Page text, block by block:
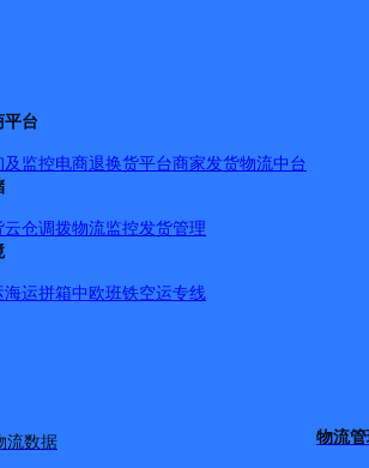
平台
及监控电商退换货平台商家发货物流中台
云仓调拨物流监控发货管理
海运拼箱中欧班铁空运专线
流数据 物流
递
省-雅安市-石棉县
省雅安市石棉县滨河路1113号